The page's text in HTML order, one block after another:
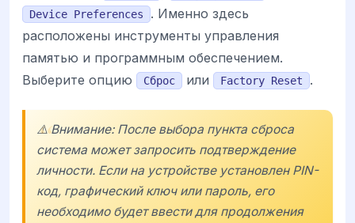
Device Preferences
. Именно здесь
расположены инструменты управления
памятью и программным обеспечением.
Выберите опцию
Сброс или Factory Reset .
⚠️ Внимание: После выбора пункта сброса
система может запросить подтверждение
личности. Если на устройстве установлен PIN-
код, графический ключ или пароль, его
необходимо будет ввести для продолжения